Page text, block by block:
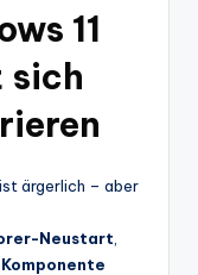
11
sich
ärgerlich – aber
Neustart